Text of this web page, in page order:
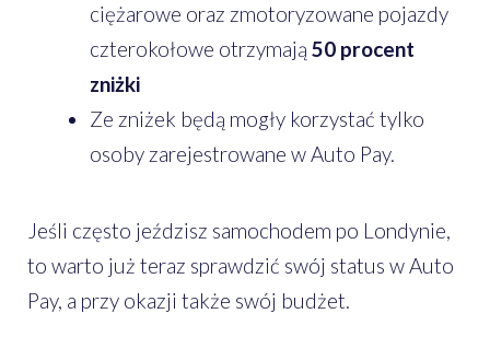
ciężarowe oraz zmotoryzowane pojazdy
czterokołowe otrzymają 50 procent
zniżki
Ze zniżek będą mogły korzystać tylko
osoby zarejestrowane w Auto Pay.
Jeśli często jeździsz samochodem po Londynie,
to warto już teraz sprawdzić swój status w Auto
Pay, a przy okazji także swój budżet.